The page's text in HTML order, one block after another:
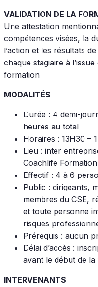
VALIDATION DE LA
Une attestation
compétences visées, la
l’action et les résultats
chaque stagiaire à l’issue
formation
MODALITÉS
Durée : 4 demi-
heures au total
Horaires : 13H30 –
Lieu : inter
Coachlife Formation
Effectif : 4 à 6
Public : dirigeants,
membres du CSE,
et toute personne
risques
Prérequis : aucun
Délai d’accès :
avant le début de
INTERVENANTS